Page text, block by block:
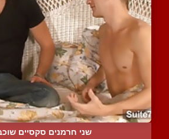
שני חרמנים סקסיים